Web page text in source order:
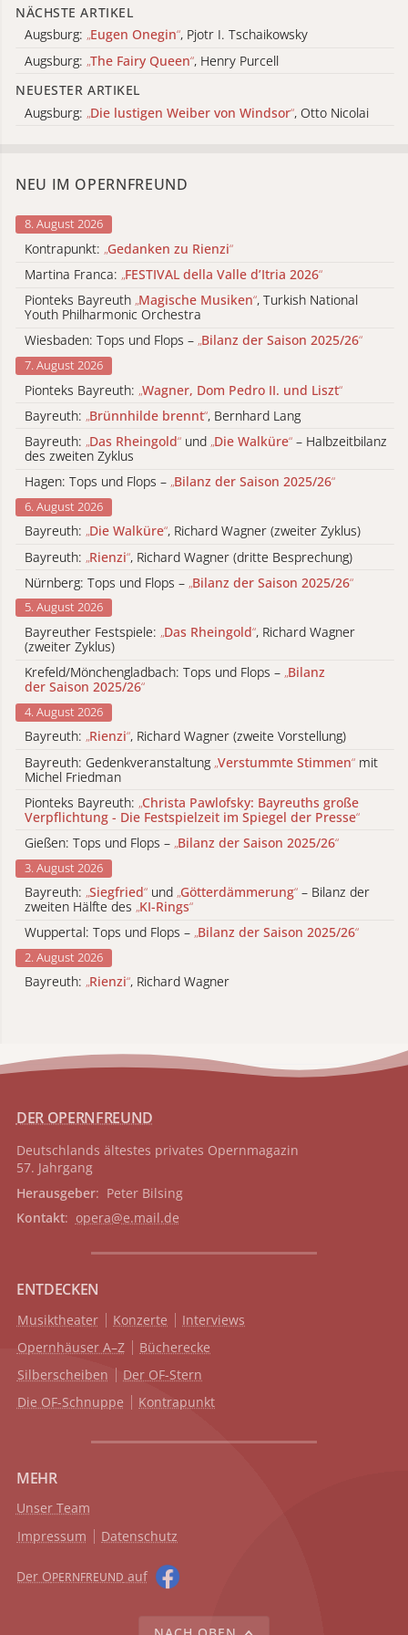
NÄCHSTE ARTIKEL
Augsburg: „Eugen Onegin“, Pjotr I. Tschaikowsky
Augsburg: „The Fairy Queen“, Henry Purcell
NEUESTER ARTIKEL
Augsburg: „Die lustigen Weiber von Windsor“, Otto Nicolai
NEU IM OPERNFREUND
8. August 2026
Kontrapunkt: „Gedanken zu Rienzi“
Martina Franca: „FESTIVAL della Valle d’Itria 2026“
Pionteks Bayreuth „Magische Musiken“, Turkish National
Youth Philharmonic Orchestra
Wiesbaden: Tops und Flops – „Bilanz der Saison 2025/26“
7. August 2026
Pionteks Bayreuth: „Wagner, Dom Pedro II. und Liszt“
Bayreuth: „Brünnhilde brennt“, Bernhard Lang
Bayreuth: „Das Rheingold“ und „Die Walküre“ – Halbzeitbilanz
des zweiten Zyklus
Hagen: Tops und Flops – „Bilanz der Saison 2025/26“
6. August 2026
Bayreuth: „Die Walküre“, Richard Wagner (zweiter Zyklus)
Bayreuth: „Rienzi“, Richard Wagner (dritte Besprechung)
Nürnberg: Tops und Flops – „Bilanz der Saison 2025/26“
5. August 2026
Bayreuther Festspiele: „Das Rheingold“, Richard Wagner
(zweiter Zyklus)
Krefeld/Mönchengladbach: Tops und Flops – „Bilanz
der Saison 2025/26“
4. August 2026
Bayreuth: „Rienzi“, Richard Wagner (zweite Vorstellung)
Bayreuth: Gedenkveranstaltung „Verstummte Stimmen“ mit
Michel Friedman
Pionteks Bayreuth: „Christa Pawlofsky: Bayreuths große
Verpflichtung - Die Festspielzeit im Spiegel der Presse“
Gießen: Tops und Flops – „Bilanz der Saison 2025/26“
3. August 2026
Bayreuth: „Siegfried“ und „Götterdämmerung“ – Bilanz der
zweiten Hälfte des „KI-Rings“
Wuppertal: Tops und Flops – „Bilanz der Saison 2025/26“
2. August 2026
Bayreuth: „Rienzi“, Richard Wagner
DER OPERNFREUND
Deutschlands ältestes privates Opernmagazin
57. Jahrgang
Herausgeber: Peter Bilsing
Kontakt: opera@e.mail.de
ENTDECKEN
Musiktheater Konzerte
Interviews
Opernhäuser A–Z
Bücherecke
Silberscheiben
Der OF-Stern
Die OF-Schnuppe
Kontrapunkt
MEHR
Unser Team
Impressum
Datenschutz
Der OPERNFREUND auf